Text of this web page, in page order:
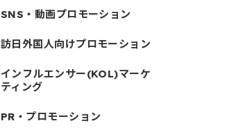
SNS・動画プロモーション
訪日外国人向けプロモーション
インフルエンサー(KOL)マーケ
ティング
PR・プロモーション